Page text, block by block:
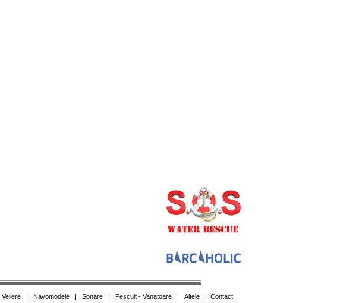
Veliere| Navomodele| Sonare| Pescuit - Vanatoare| Altele| Contact